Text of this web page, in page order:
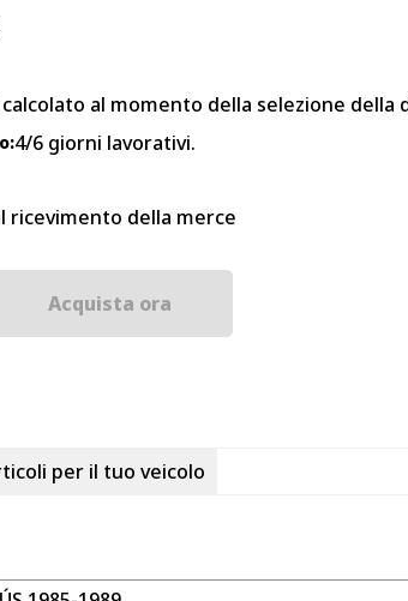
calcolato al momento della selezione della
4/6 giorni lavorativi.
ricevimento della merce
Acquista ora
per il tuo veicolo